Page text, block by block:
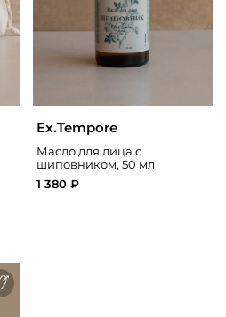
Ex.Tempore
Масло для лица с
шиповником, 50 мл
1 380 ₽